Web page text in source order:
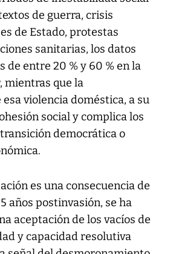
de guerra, crisis
de Estado, protestas
sanitarias, los datos
de entre 20 % y 60 % en la
mientras que la
violencia doméstica, a su
social y complica los
democrática o
es una consecuencia de
años postinvasión, se ha
aceptación de los vacíos de
y capacidad resolutiva